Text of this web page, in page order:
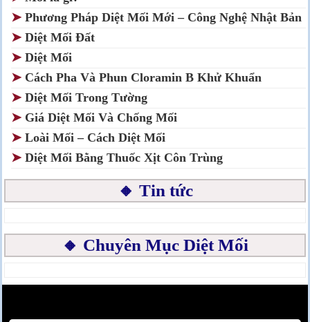
➤ Phương Pháp Diệt Mối Mới – Công Nghệ Nhật Bản
➤ Diệt Mối Đất
➤ Diệt Mối
➤ Cách Pha Và Phun Cloramin B Khử Khuẩn
➤ Diệt Mối Trong Tường
➤ Giá Diệt Mối Và Chống Mối
➤ Loài Mối – Cách Diệt Mối
➤ Diệt Mối Bằng Thuốc Xịt Côn Trùng
🔸 Tin tức
🔸 Chuyên Mục Diệt Mối